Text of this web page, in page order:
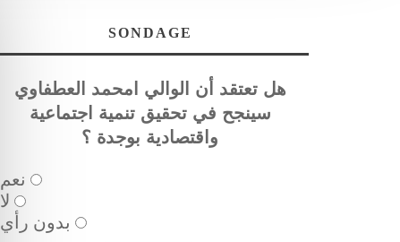
SONDAGE
هل تعتقد أن الوالي امحمد العطفاوي
سينجح في تحقيق تنمية اجتماعية
واقتصادية بوجدة ؟
نعم
لا
بدون رأي